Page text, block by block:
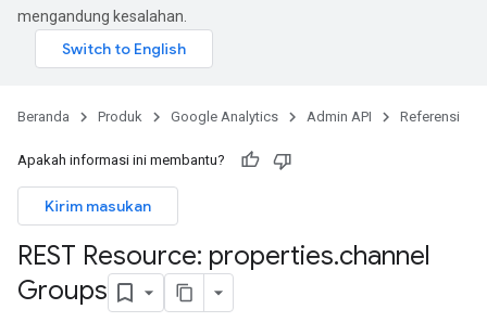
mengandung kesalahan.
Beranda Produk Google Analytics Admin API Referensi
Apakah informasi ini membantu?
Kirim masukan
REST Resource: properties.channel
Groups